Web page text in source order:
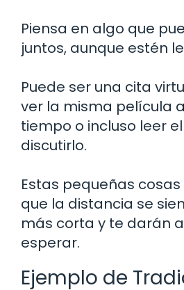
Piensa en algo que
juntos, aunque estén
Puede ser una cita
ver la misma película
tiempo o incluso leer
discutirlo.
Estas pequeñas
que la distancia se
más corta y te darán
esperar.
Ejemplo de